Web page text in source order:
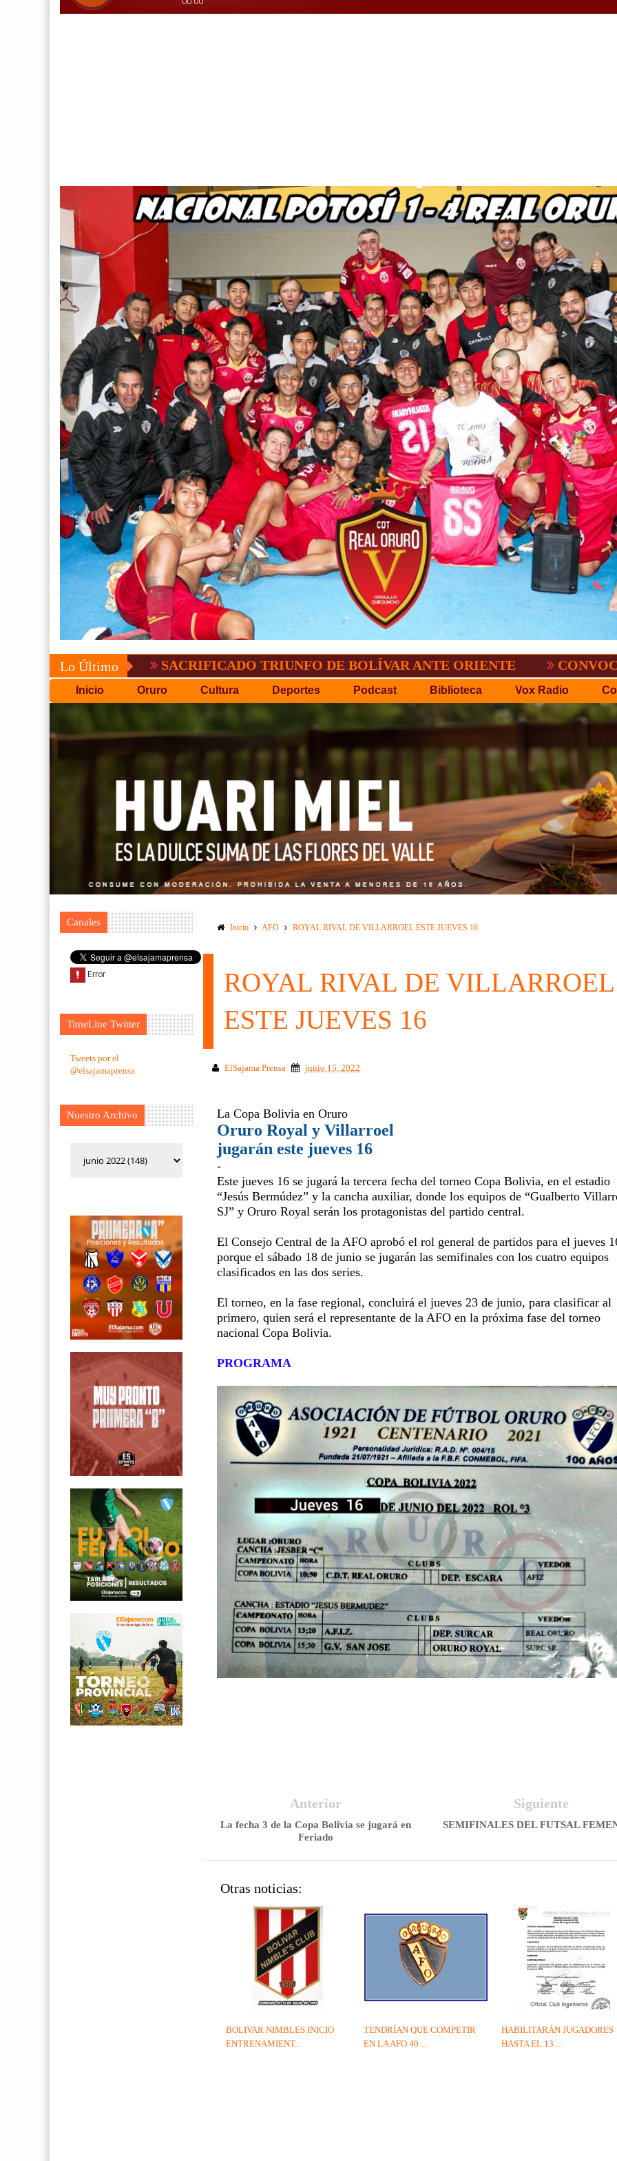
Lo Último CONVOCATORIA DEL C.P.D.O. EL TIGRE NO PERDONO A
Inicio Oruro Cultura Deportes Podcast Biblioteca Vox Radio
Canales
TimeLine Twitter
Tweets por el
@elsajamaprensa.
Nuestro Archivo
Inicio AFO ROYAL RIVAL DE VILLARROEL ESTE JUEVES 16
ROYAL RIVAL DE VILLARROEL
ESTE JUEVES 16
ElSajama Prensa junio 15, 2022
La Copa Bolivia en Oruro
Oruro Royal y Villarroel
jugarán este jueves 16
-
Este jueves 16 se jugará la tercera fecha del torneo Copa Bolivia, en el estadio
“Jesús Bermúdez” y la cancha auxiliar, donde los equipos de “Gualberto
SJ” y Oruro Royal serán los protagonistas del partido central.
El Consejo Central de la AFO aprobó el rol general de partidos para el jueves
porque el sábado 18 de junio se jugarán las semifinales con los cuatro equipos
clasificados en las dos series.
El torneo, en la fase regional, concluirá el jueves 23 de junio, para clasificar al
primero, quien será el representante de la AFO en la próxima fase del torneo
nacional Copa Bolivia.
PROGRAMA
Siguiente
SEMIFINALES DEL FUTSAL
Anterior
La fecha 3 de la Copa Bolivia se jugará en
Feriado
Otras noticias:
HABILITARÁN JUGADORES
HASTA EL 13 ...
TENDRÍAN QUE COMPETIR
EN LA AFO 40 ...
BOLIVAR NIMBLES INICIO
ENTRENAMIENT...